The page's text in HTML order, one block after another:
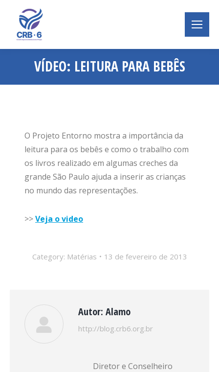
VÍDEO: LEITURA PARA BEBÊS
Você está aqui:
O Projeto Entorno mostra a importância da
leitura para os bebês e como o trabalho com
os livros realizado em algumas creches da
grande São Paulo ajuda a inserir as crianças
no mundo das representações.
>>Veja o video
Category: Matérias 13 de fevereiro de 2013
Autor: Alamo
http://blog.crb6.org.br
Diretor e Conselheiro